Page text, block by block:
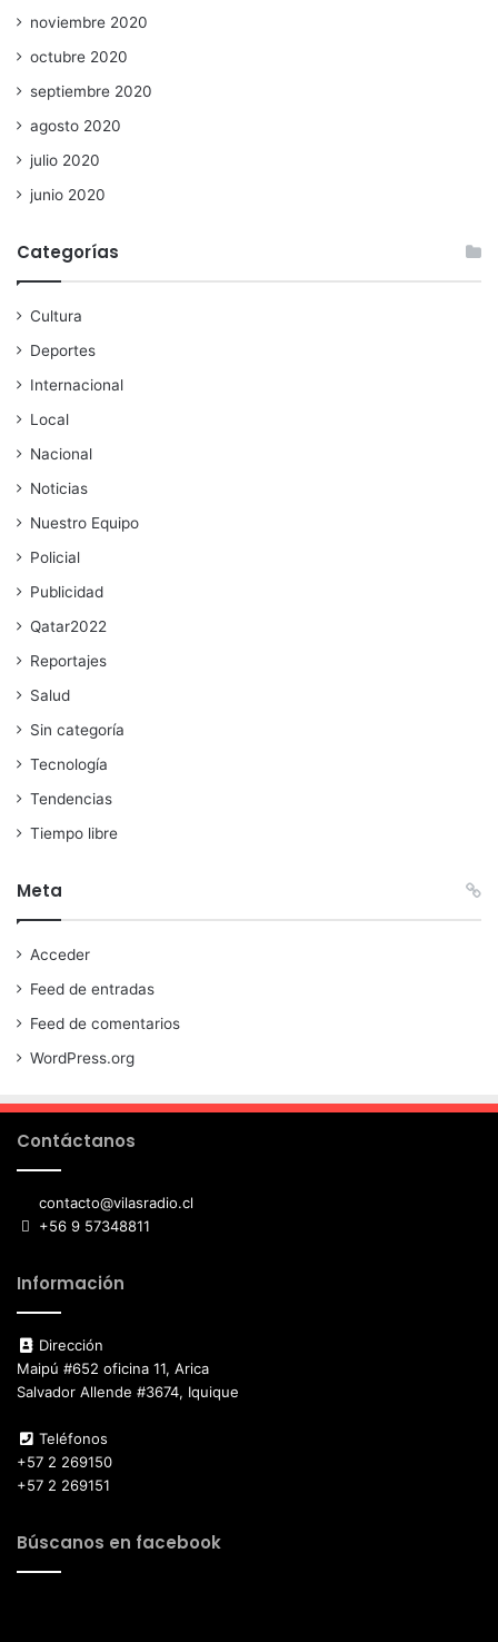
noviembre 2020
octubre 2020
septiembre 2020
agosto 2020
julio 2020
junio 2020
Categorías
Cultura
Deportes
Internacional
Local
Nacional
Noticias
Nuestro Equipo
Policial
Publicidad
Qatar2022
Reportajes
Salud
Sin categoría
Tecnología
Tendencias
Tiempo libre
Meta
Acceder
Feed de entradas
Feed de comentarios
WordPress.org
Contáctanos
contacto@vilasradio.cl
+56 9 57348811
Información
Dirección
Maipú #652 oficina 11, Arica
Salvador Allende #3674, Iquique
Teléfonos
+57 2 269150
+57 2 269151
Búscanos en facebook